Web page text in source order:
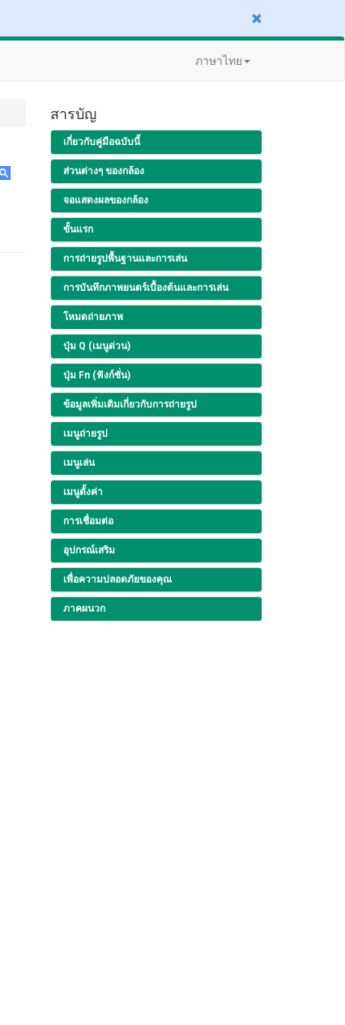
ภาษาไทย
สารบัญ
เกี่ยวกับคู่มือฉบับนี้
ส่วนต่างๆ ของกล้อง
จอแสดงผลของกล้อง
ขั้นแรก
การถ่ายรูปพื้นฐานและการเล่น
การบันทึกภาพยนตร์เบื้องต้นและการเล่น
โหมดถ่ายภาพ
ปุ่ม Q (เมนูด่วน)
ปุ่ม Fn (ฟังก์ชั่น)
ข้อมูลเพิ่มเติมเกี่ยวกับการถ่ายรูป
เมนูถ่ายรูป
เมนูเล่น
เมนูตั้งค่า
การเชื่อมต่อ
อุปกรณ์เสริม
เพื่อความปลอดภัยของคุณ
ภาคผนวก